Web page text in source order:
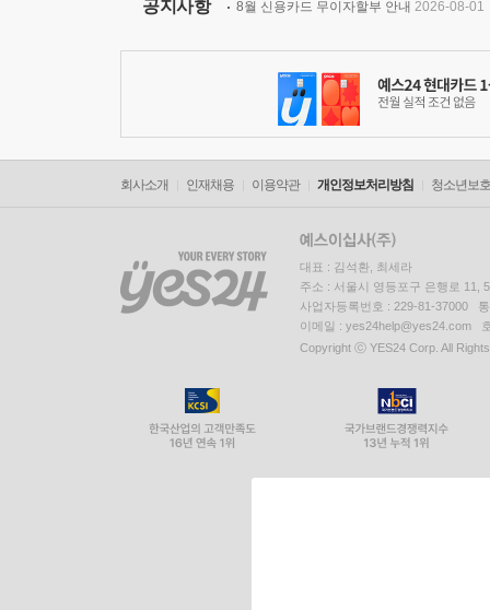
공지사항 8월 신용카드 무이자할부 안내 2026-08-01
회사소개 인재채용 이용약관 개인정보처리방침 청소년보
대표 : 김석환, 최세라
주소 : 서울시 영등포구 은행로 11,
사업자등록번호 : 229-81-37000
이메일 : yes24help@yes24.com
Copyright ⓒ YES24 Corp. All